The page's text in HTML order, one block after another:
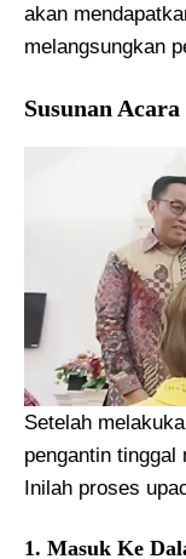
akan
melangsungkan
Susunan
Setelah
pengantin tinggal
Inilah proses
1. Masuk Ke